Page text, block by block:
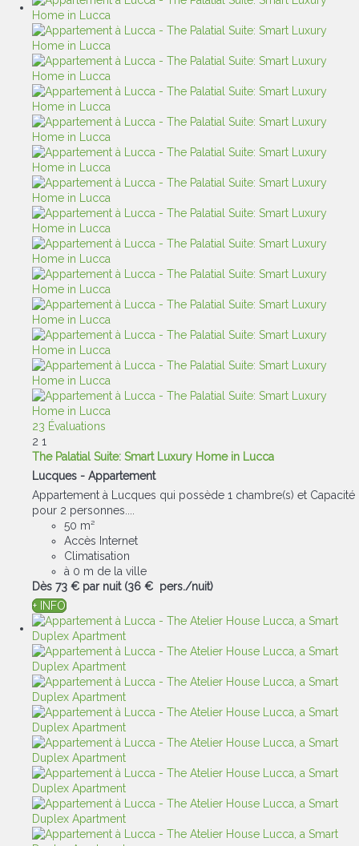
23 Évaluations
2 1
The Palatial Suite: Smart Luxury Home in Lucca
Lucques - Appartement
Appartement à Lucques qui possède 1 chambre(s) et Capacité
pour 2 personnes....
50 m²
Accès Internet
Climatisation
à 0 m de la ville
Dès 73 € par nuit (36 € pers./nuit)
+ INFO